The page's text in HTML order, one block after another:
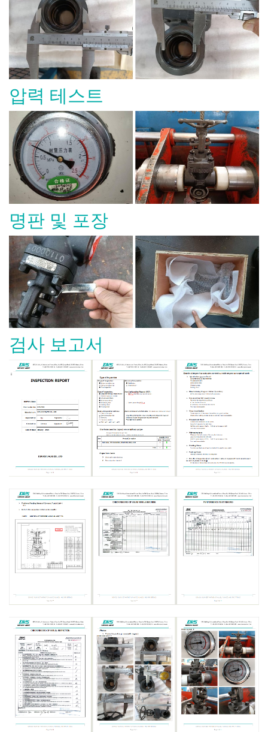
압력 테스트
명판 및 포장
검사 보고서